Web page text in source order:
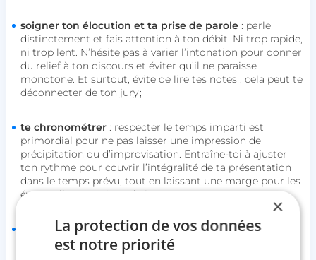
soigner ton élocution et ta prise de parole: parle
distinctement et fais attention à ton débit. Ni trop rapide,
ni trop lent. N’hésite pas à varier l’intonation pour donner
du relief à ton discours et éviter qu’il ne paraisse
monotone. Et surtout, évite de lire tes notes : cela peut te
déconnecter de ton jury ;
te chronométrer : respecter le temps imparti est
primordial pour ne pas laisser une impression de
précipitation ou d’improvisation. Entraîne-toi à ajuster
ton rythme pour couvrir l’intégralité de ta présentation
dans le temps prévu, tout en laissant une marge pour les
éventuelles questions du jury ;
travailler tonlangage corporel: ton attitude et tes
gestes jouent un rôle crucial dans la manière dont tu
soutenance
×
La protection de vos données
est notre priorité